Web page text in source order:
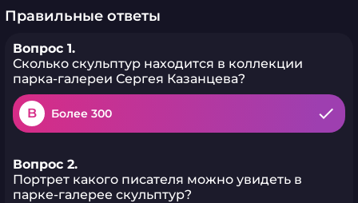
Правильные ответы
Вопрос 1.
Сколько скульптур находится в коллекции
парка-галереи Сергея Казанцева?
B Более 300
Вопрос 2.
Портрет какого писателя можно увидеть в
парке-галерее скульптур?